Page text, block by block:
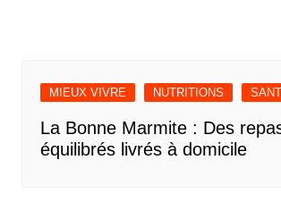
MIEUX VIVRE NUTRITIONS
La Bonne Marmite : Des
équilibrés livrés à domicile